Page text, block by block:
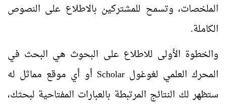
الملخصات، وتسمح للمشتركين بالاطلاع على النصوص
الكاملة.
والخطوة الأولى للاطلاع على البحوث هي البحث في
المحرك العلمي لغوغولScholar أو أي موقع مماثل له
ستظهر لك النتائج المرتبطة بالعبارات المفتاحية لبحثك،